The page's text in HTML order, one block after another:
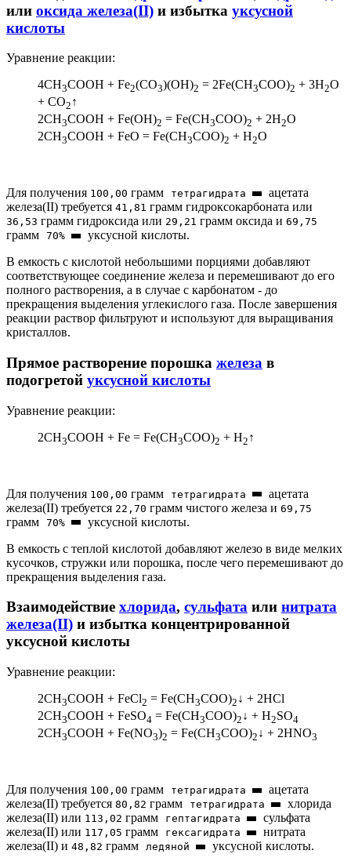
или оксида железа(II) и избытка уксусной
кислоты
Уравнение реакции:
4CH3COOH + Fe2(CO3)(OH)2 = 2Fe(CH3COO)2 + 3H2O
+ CO2 ↑
2CH3COOH + Fe(OH)2 = Fe(CH3COO)2 + 2H2O
2CH3COOH + FeO = Fe(CH3COO)2 + H2O
Для получения 100,00 грамм тетрагидрата
ацетата
железа(II) требуется 41,81 грамм гидроксокарбоната или
36,53 грамм гидроксида или 29,21 грамм оксида и 69,75
грамм 70%
уксусной кислоты.
В емкость с кислотой небольшими порциями добавляют
соответствующее соединение железа и перемешивают до его
полного растворения, а в случае с карбонатом - до
прекращения выделения углекислого газа. После завершения
реакции раствор фильтруют и используют для выращивания
кристаллов.
Прямое растворение порошка железа в
подогретой уксусной кислоты
Уравнение реакции:
2CH3COOH + Fe = Fe(CH3COO)2 + H2 ↑
Для получения 100,00 грамм тетрагидрата
ацетата
железа(II) требуется 22,70 грамм чистого железа и 69,75
грамм 70%
уксусной кислоты.
В емкость с теплой кислотой добавляют железо в виде мелких
кусочков, стружки или порошка, после чего перемешивают до
прекращения выделения газа.
Взаимодействие хлорида, сульфата или нитрата
железа(II) и избытка концентрированной
уксусной кислоты
Уравнение реакции:
2CH3COOH + FeCl2 = Fe(CH3COO)2 ↓ + 2HCl
2CH3COOH + FeSO4 = Fe(CH3COO)2 ↓ + H2SO4
2CH3COOH + Fe(NO3)2 = Fe(CH3COO)2 ↓ + 2HNO3
Для получения 100,00 грамм тетрагидрата
ацетата
железа(II) требуется 80,82 грамм тетрагидрата
хлорида
железа(II) или 113,02 грамм гептагидрата
сульфата
железа(II) или 117,05 грамм гексагидрата
нитрата
железа(II) и 48,82 грамм ледяной
уксусной кислоты.